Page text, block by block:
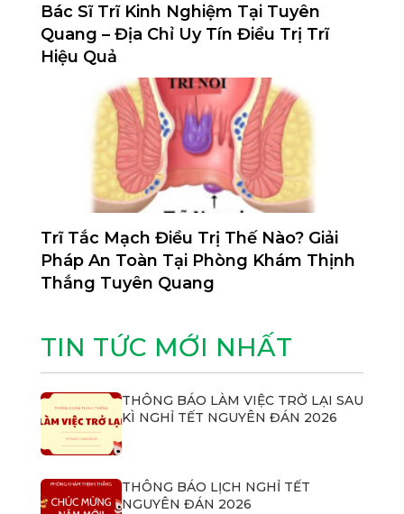
Bác Sĩ Trĩ Kinh Nghiệm Tại Tuyên
Quang – Địa Chỉ Uy Tín Điều Trị Trĩ
Hiệu Quả
Trĩ Tắc Mạch Điều Trị Thế Nào? Giải
Pháp An Toàn Tại Phòng Khám Thịnh
Thắng Tuyên Quang
TIN TỨC MỚI NHẤT
THÔNG BÁO LÀM VIỆC TRỞ LẠI SAU
KÌ NGHỈ TẾT NGUYÊN ĐÁN 2026
THÔNG BÁO LỊCH NGHỈ TẾT
NGUYÊN ĐÁN 2026